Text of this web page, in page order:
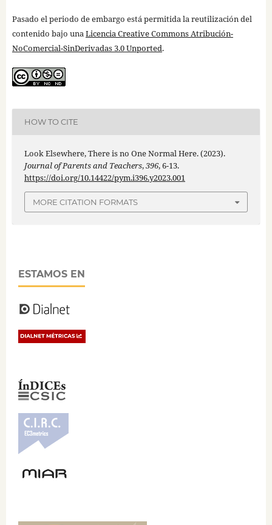
Pasado el periodo de embargo está permitida la reutilización del
contenido bajo unaLicencia Creative Commons Atribución-
NoComercial-SinDerivadas 3.0 Unported.
HOW TO CITE
Look Elsewhere, There is no One Normal Here. (2023).
Journal of Parents and Teachers,396, 6-13.
https://doi.org/10.14422/pym.i396.y2023.001
MORE CITATION FORMATS
ESTAMOS EN